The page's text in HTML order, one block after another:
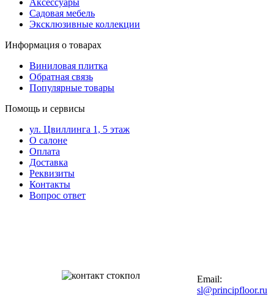
Аксессуары
Садовая мебель
Эксклюзивные коллекции
Информация о товарах
Виниловая плитка
Обратная связь
Популярные товары
Помощь и сервисы
ул. Цвиллинга 1, 5 этаж
О салоне
Оплата
Доставка
Реквизиты
Контакты
Вопрос ответ
Email:
sl@principfloor.ru